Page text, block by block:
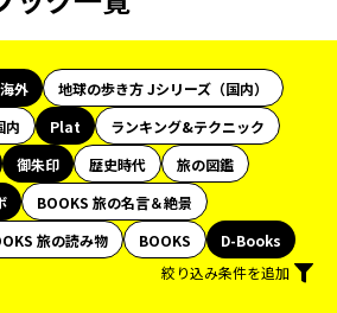
外
地球の歩き方 Jシリーズ（国内）
内 Plat
ランキング&テクニック
御朱印 歴史時代
旅の図鑑
BOOKS 旅の名言＆絶景
旅の読み物 BOOKS
D-Books
絞り込み条件を追加